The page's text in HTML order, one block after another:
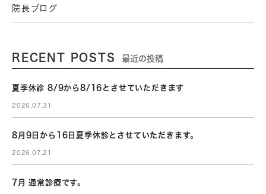
院長ブログ
RECENT POSTS 最近の投稿
夏季休診 8/9から8/16とさせていただきます
2026.07.31
8月9日から16日夏季休診とさせていただきます。
2026.07.21
7月 通常診療です。